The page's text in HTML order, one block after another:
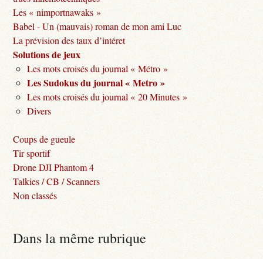
Les « nimportnawaks »
Babel - Un (mauvais) roman de mon ami Luc
La prévision des taux d’intéret
Solutions de jeux
Les mots croisés du journal « Métro »
Les Sudokus du journal « Metro »
Les mots croisés du journal « 20 Minutes »
Divers
Coups de gueule
Tir sportif
Drone DJI Phantom 4
Talkies / CB / Scanners
Non classés
Dans la même rubrique